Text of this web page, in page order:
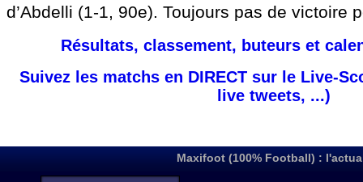
d’Abdelli (1-1, 90e). Toujours pas de victoire
Résultats, classement, buteurs et
Suivez les matchs en DIRECT sur le Live-
live tweets, ...)
Maxifoot (100% Football) :